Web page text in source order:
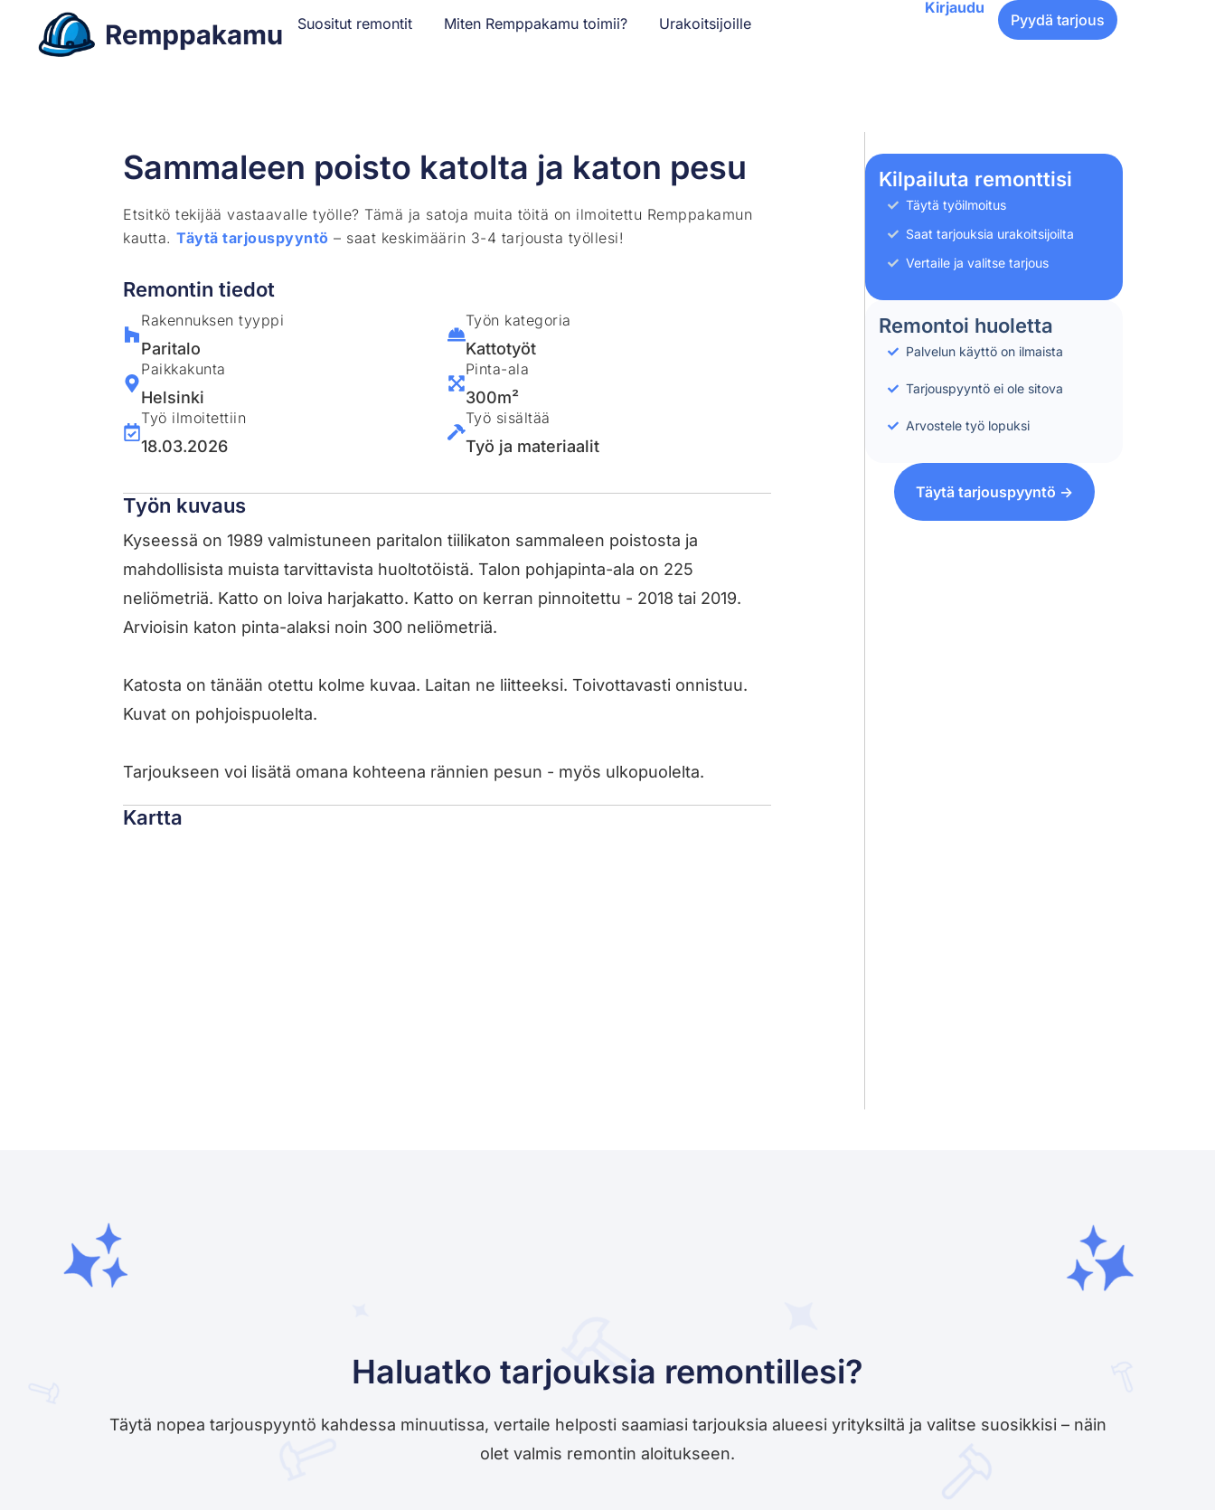
Suositut remontit Miten Remppakamu toimii? Urakoitsijoille
Kirjaudu
Pyydä tarjous
Sammaleen poisto katolta ja katon pesu
Etsitkö tekijää vastaavalle työlle? Tämä ja satoja muita töitä on ilmoitettu Remppakamun
kautta.Täytä tarjouspyyntö – saat keskimäärin 3-4 tarjousta työllesi!
Remontin tiedot
Rakennuksen tyyppi
Paritalo
Paikkakunta
Helsinki
Työ ilmoitettiin
18.03.2026
Työn kategoria
Kattotyöt
Pinta-ala
300m²
Työ sisältää
Työ ja materiaalit
Työn kuvaus
Kyseessä on 1989 valmistuneen paritalon tiilikaton sammaleen poistosta ja
mahdollisista muista tarvittavista huoltotöistä. Talon pohjapinta-ala on 225
neliömetriä. Katto on loiva harjakatto. Katto on kerran pinnoitettu - 2018 tai 2019.
Arvioisin katon pinta-alaksi noin 300 neliömetriä.
Katosta on tänään otettu kolme kuvaa. Laitan ne liitteeksi. Toivottavasti onnistuu.
Kuvat on pohjoispuolelta.
Tarjoukseen voi lisätä omana kohteena rännien pesun - myös ulkopuolelta.
Kartta
Kilpailuta remonttisi
Täytä työilmoitus
Saat tarjouksia urakoitsijoilta
Vertaile ja valitse tarjous
Remontoi huoletta
Palvelun käyttö on ilmaista
Tarjouspyyntö ei ole sitova
Arvostele työ lopuksi
Täytä tarjouspyyntö ->
Haluatko tarjouksia remontillesi?
Täytä nopea tarjouspyyntö kahdessa minuutissa, vertaile helposti saamiasi tarjouksia alueesi yrityksiltä ja valitse suosikkisi – näin
olet valmis remontin aloitukseen.